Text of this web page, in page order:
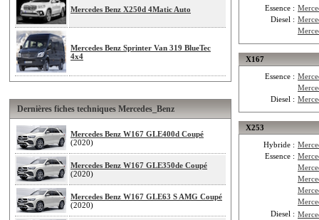
Mercedes Benz X250d 4Matic Auto
Mercedes Benz Sprinter Van 319 BlueTec
4x4
Dernières fiches techniques Mercedes_Benz
Mercedes Benz W167 GLE400d Coupé
(2020)
Mercedes Benz W167 GLE350de Coupé
(2020)
Mercedes Benz W167 GLE63 S AMG Coupé
(2020)
Essence :
Diesel :
X167
Essence :
Diesel :
X253
Hybride :
Essence :
Diesel :